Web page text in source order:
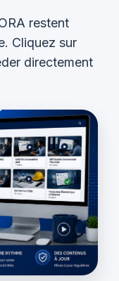
restent
Cliquez sur
directement